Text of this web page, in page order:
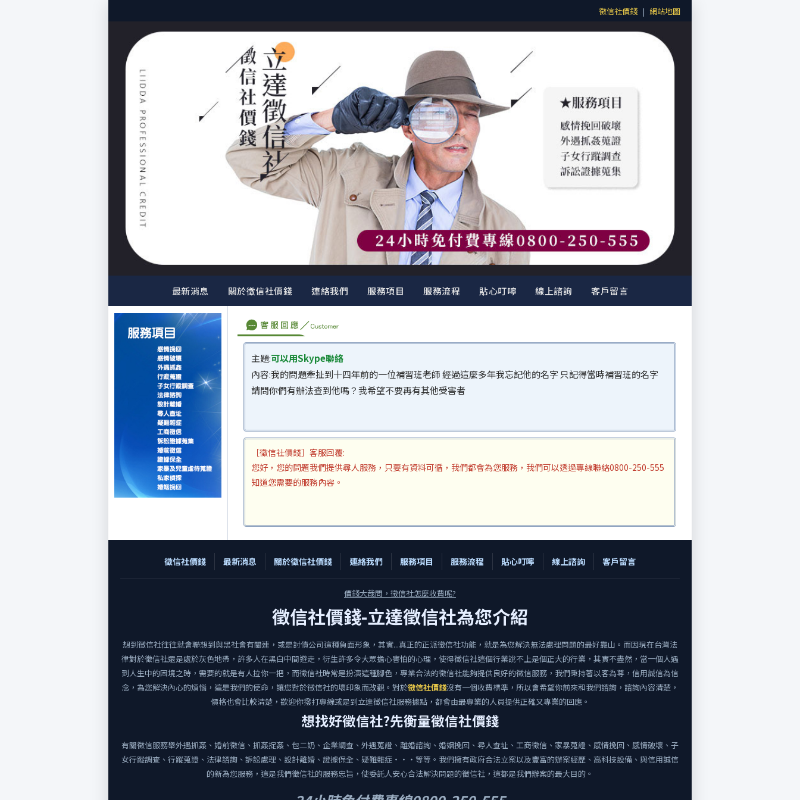
徵信社價錢 | 網站地圖
最新消息 關於徵信社價錢 連絡我們 服務項目 服務流程 貼心叮嚀 線上諮詢 客戶留言
主題:可以用Skype聯絡
內容:我的問題牽扯到十四年前的一位補習班老師 經過這麼多年我忘記他的名字 只記得當時補習班的名字
請問你們有辦法查到他嗎？我希望不要再有其他受害者
［徵信社價錢］客服回覆:
您好，您的問題我們提供尋人服務，只要有資料可循，我們都會為您服務，我們可以透過專線聯絡0800-250-555
知道您需要的服務內容。
徵信社價錢 最新消息 關於徵信社價錢 連絡我們 服務項目 服務流程 貼心叮嚀 線上諮詢 客戶留言
價錢大哉問，徵信社怎麼收費呢?
徵信社價錢-立達徵信社為您介紹
想到徵信社往往就會聯想到與黑社會有關連，或是討債公司這種負面形象，其實...真正的正派徵信社功能，就是為您解決無法處理問題的最好靠山。而因現在台灣法
律對於徵信社還是處於灰色地帶，許多人在黑白中間遊走，衍生許多令大眾擔心害怕的心理，使得徵信社這個行業說不上是個正大的行業，其實不盡然，當一個人遇
到人生中的困境之時，需要的就是有人拉你一把，而徵信社時常是扮演這種腳色，專業合法的徵信社能夠提供良好的徵信服務，我們秉持著以客為尊，信用誠信為信
念，為您解決內心的煩惱，這是我們的使命，讓您對於徵信社的壞印象而改觀。對於徵信社價錢沒有一個收費標準，所以會希望你前來和我們諮詢，諮詢內容清楚，
價格也會比較清楚，歡迎你撥打專線或是到立達徵信社服務據點，都會由最專業的人員提供正確又專業的回應。
想找好徵信社?先衡量徵信社價錢
有關徵信服務舉外遇抓姦、婚前徵信、抓姦捉姦、包二奶、企業調查、外遇蒐證、離婚諮詢、婚姻挽回、尋人查址、工商徵信、家暴蒐證、感情挽回、感情破壞、子
女行蹤調查、行蹤蒐證、法律諮詢、訴訟處理、設計離婚、證據保全、疑難雜症‧‧‧等等。我們擁有政府合法立案以及豐富的辦案經歷、高科技設備、與信用誠信
的新為您服務，這是我們徵信社的服務忠旨，使委託人安心合法解決問題的徵信社，這都是我們辦案的最大目的。